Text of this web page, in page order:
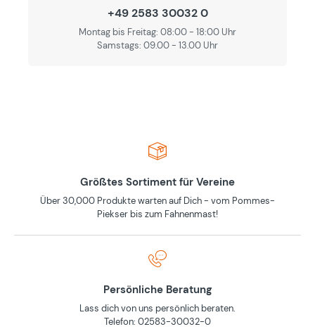
+49 2583 30032 0
Montag bis Freitag: 08:00 - 18:00 Uhr
Samstags: 09.00 - 13.00 Uhr
Größtes Sortiment für Vereine
Über 30,000 Produkte warten auf Dich - vom Pommes-
Piekser bis zum Fahnenmast!
Persönliche Beratung
Lass dich von uns persönlich beraten.
Telefon: 02583-30032-0